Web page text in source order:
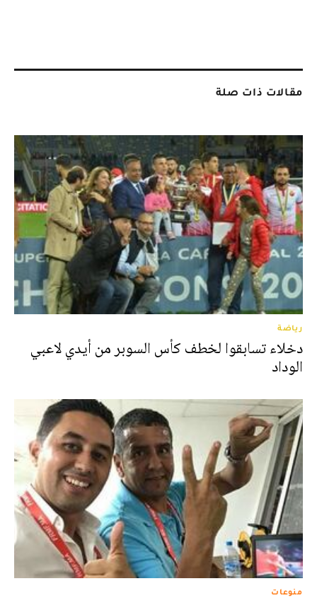
مقالات ذات صلة
رياضة
دخلاء تسابقوا لخطف كأس السوبر من أيدي لاعبي
الوداد
منوعات